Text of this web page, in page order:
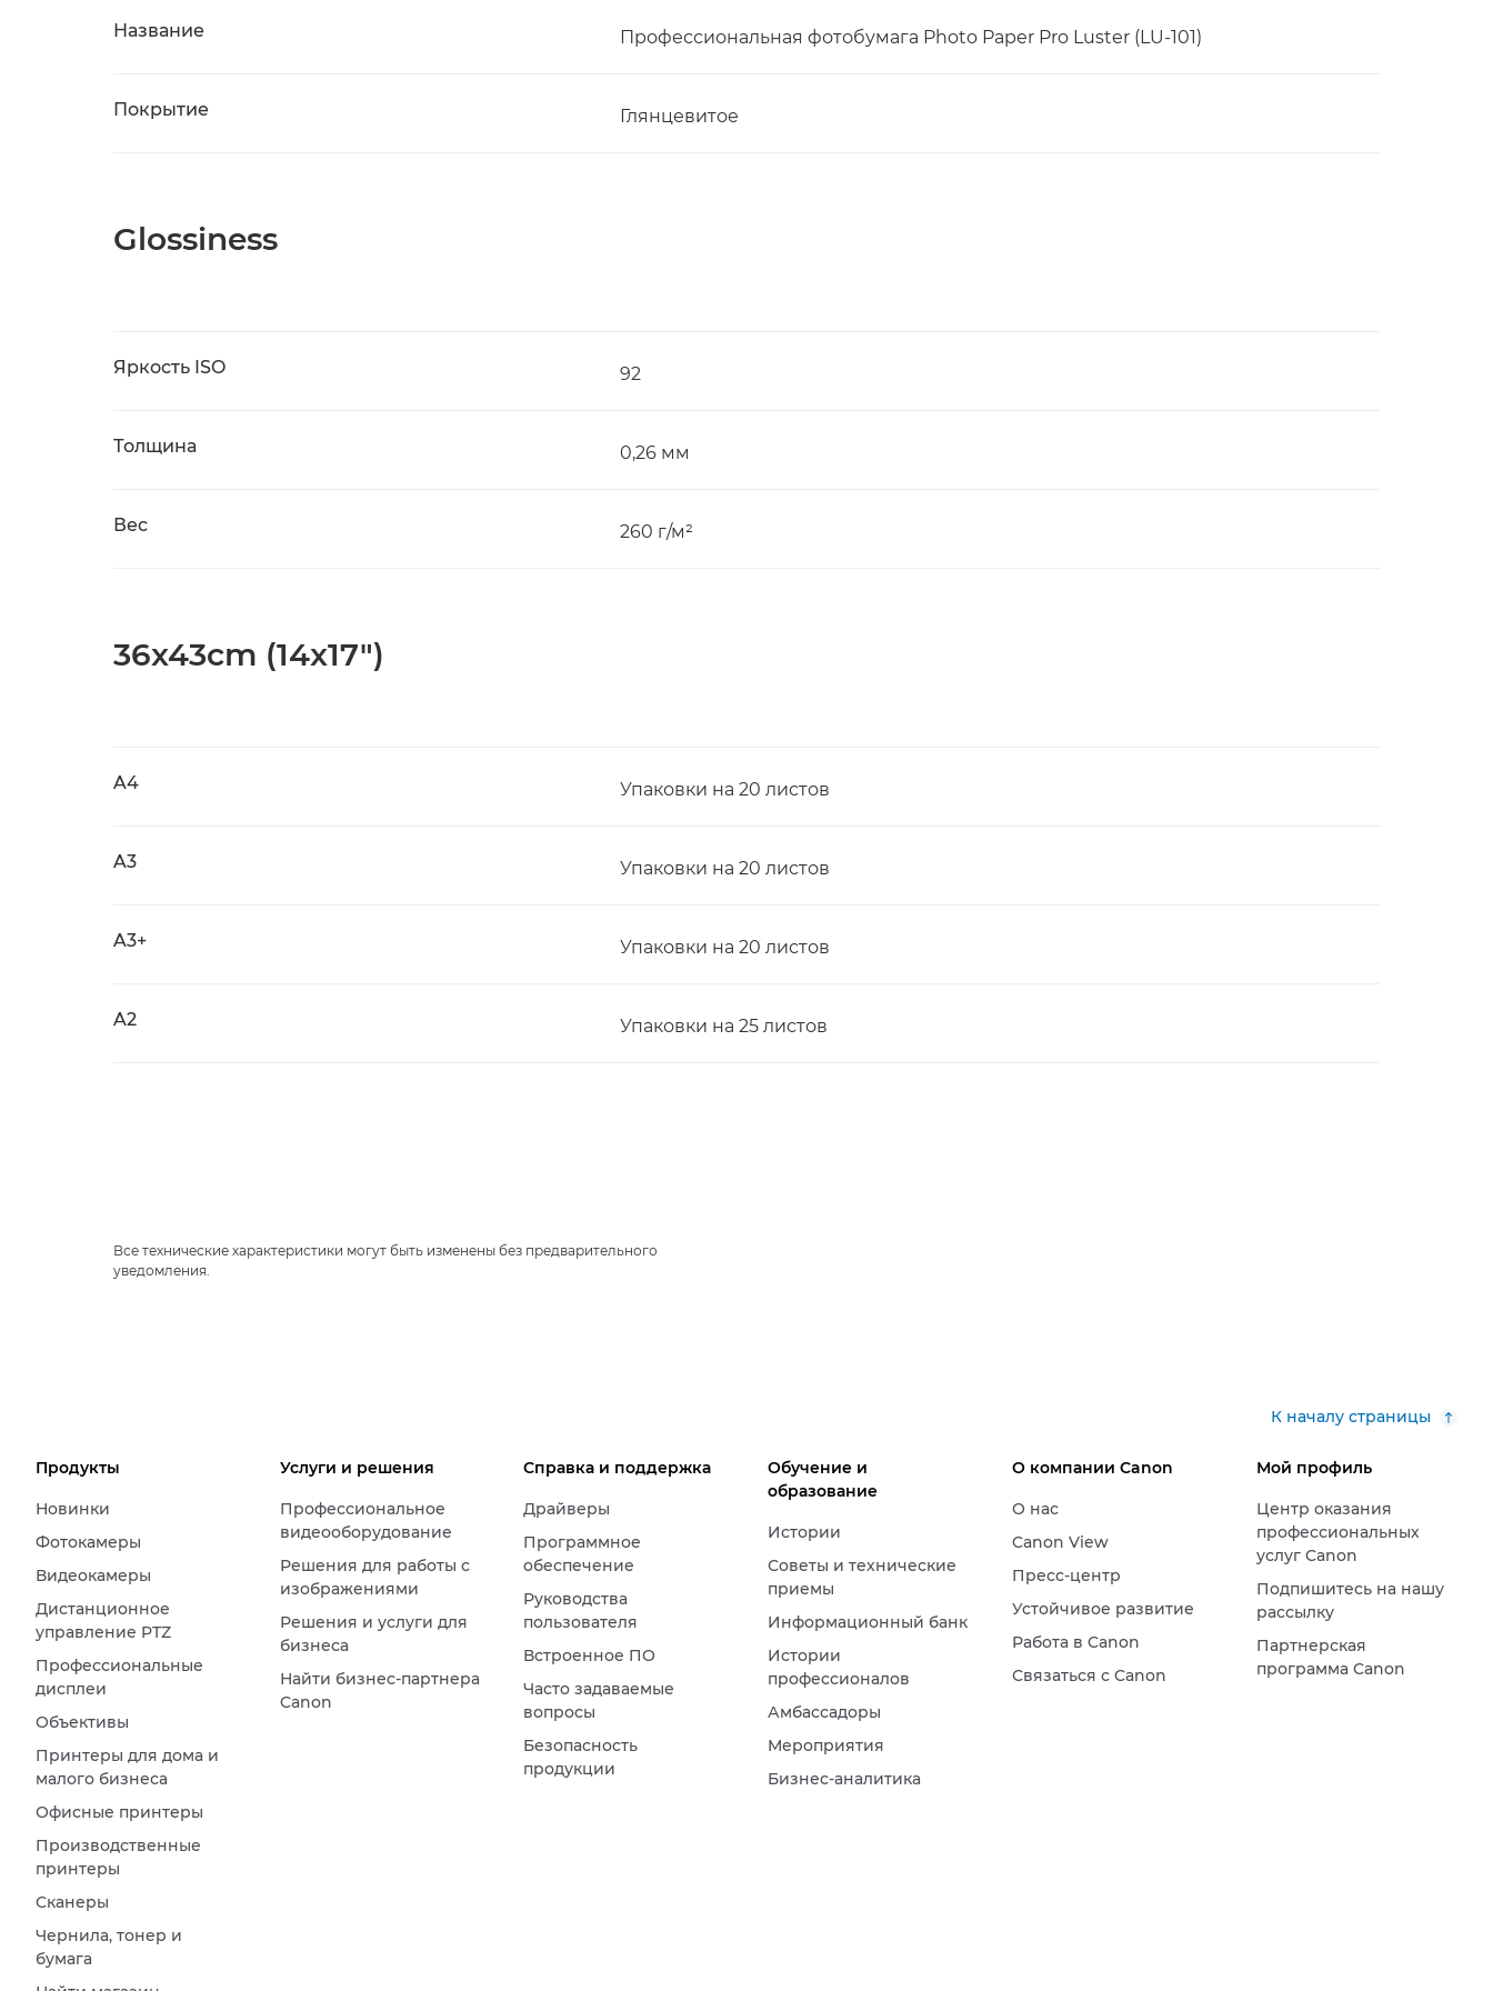
Название Профессиональная фотобумага Photo Paper Pro Luster (LU-101)
Покрытие Глянцевитое
Glossiness
Яркость ISO 92
Толщина 0,26 мм
Вес 260 г/м²
36x43cm (14x17")
A4 Упаковки на 20 листов
A3 Упаковки на 20 листов
A3+ Упаковки на 20 листов
A2 Упаковки на 25 листов
Все технические характеристики могут быть изменены без предварительного
уведомления.
К началу страницы
Продукты
Новинки
Фотокамеры
Видеокамеры
Дистанционное
управление PTZ
Профессиональные
дисплеи
Объективы
Принтеры для дома и
малого бизнеса
Офисные принтеры
Производственные
принтеры
Сканеры
Чернила, тонер и
бумага
Услуги и решения
Профессиональное
видеооборудование
Решения для работы с
изображениями
Решения и услуги для
бизнеса
Найти бизнес-партнера
Canon
Справка и поддержка
Драйверы
Программное
обеспечение
Руководства
пользователя
Встроенное ПО
Часто задаваемые
вопросы
Безопасность
продукции
Обучение и
образование
Истории
Советы и технические
приемы
Информационный банк
Истории
профессионалов
Амбассадоры
Мероприятия
Бизнес-аналитика
О компании Canon
О нас
Canon View
Пресс-центр
Устойчивое развитие
Работа в Canon
Связаться с Canon
Мой профиль
Центр оказания
профессиональных
услуг Canon
Подпишитесь на нашу
рассылку
Партнерская
программа Canon